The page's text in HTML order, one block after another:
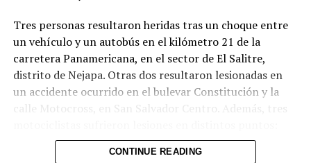
Tres personas resultaron heridas tras un choque entre
un vehículo y un autobús en el kilómetro 21 de la
carretera Panamericana, en el sector de El Salitre,
distrito de Nejapa. Otras dos resultaron lesionadas en
un accidente ocurrido en el bulevar Constitución y la
calle Motocross, en San Salvador Centro. Además, tres
uno en el kilómetro 17 de la Panamericana (sector La
Flecha, San Martín), otro en el kilómetro 36½ de la
CONTINUE READING